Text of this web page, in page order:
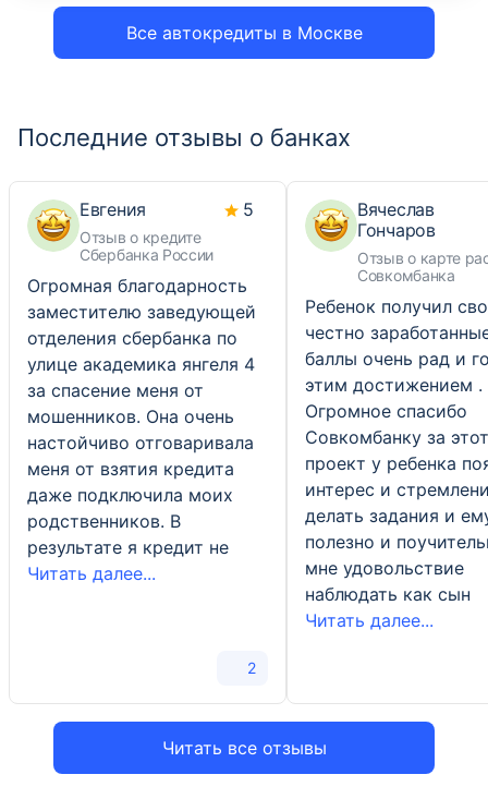
Все автокредиты в Москве
Последние отзывы о банках
Читать все отзывы
Евгения
Отзыв о кредите
Сбербанка России
5
Огромная благодарность
заместителю заведующей
отделения сбербанка по
улице академика янгеля 4
за спасение меня от
мошенников. Она очень
настойчиво отговаривала
меня от взятия кредита
даже подключила моих
родственников. В
результате я кредит не
Читать далее...
2
Вячеслав
Гончаров
Отзыв о карте
Совкомбанка
Ребенок получил
честно
баллы очень рад и
этим достижением .
Огромное спасибо
Совкомбанку за этот
проект у ребенка
интерес и
делать задания и
полезно и
мне удовольствие
наблюдать как сын
Читать далее...